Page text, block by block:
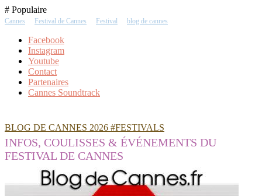
Skip
To
# Populaire
Cannes Festival de Cannes Festival blog de cannes
Facebook
Instagram
Youtube
Contact
Partenaires
Cannes Soundtrack
BLOG DE CANNES 2026 #FESTIVALS
INFOS, COULISSES & ÉVÉNEMENTS DU
FESTIVAL DE CANNES